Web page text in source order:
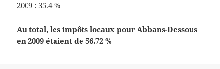
2009 : 35.4 %
Au total, les impôts locaux pour Abbans-Dessous
en 2009 étaient de 56.72 %